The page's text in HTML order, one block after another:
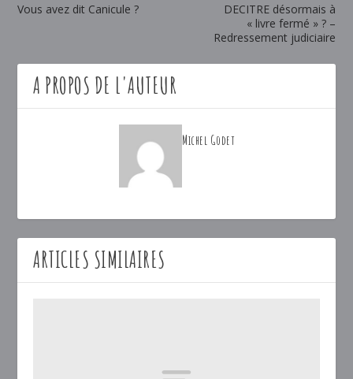
Vous avez dit Canicule ?
DECITRE désormais à
« livre fermé » ? –
Redressement judiciaire
A PROPOS DE L'AUTEUR
Michel Godet
ARTICLES SIMILAIRES